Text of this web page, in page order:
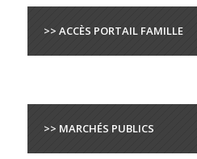
>> ACCÈS PORTAIL FAMILLE
>> MARCHÉS PUBLICS